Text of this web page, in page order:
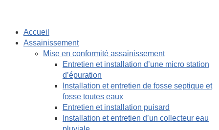
Accueil
Assainissement
Mise en conformité assainissement
Entretien et installation d’une micro station
d’épuration
Installation et entretien de fosse septique et
fosse toutes eaux
Entretien et installation puisard
Installation et entretien d’un collecteur eau